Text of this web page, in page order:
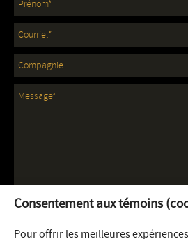
Consentement aux témoins
Pour offrir les meilleures